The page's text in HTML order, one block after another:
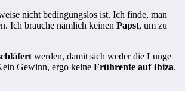
nicht bedingungslos ist. Ich finde, man
Ich brauche nämlich keinen Papst, um zu
werden, damit sich weder die Lunge
Gewinn, ergo keine Frührente auf Ibiza.